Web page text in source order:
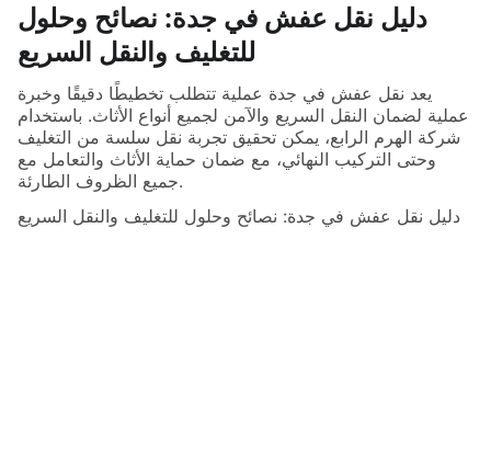
دليل نقل عفش في جدة: نصائح وحلول
للتغليف والنقل السريع
يعد نقل عفش في جدة عملية تتطلب تخطيطًا دقيقًا وخبرة
عملية لضمان النقل السريع والآمن لجميع أنواع الأثاث. باستخدام
شركة الهرم الرابع، يمكن تحقيق تجربة نقل سلسة من التغليف
وحتى التركيب النهائي، مع ضمان حماية الأثاث والتعامل مع
جميع الظروف الطارئة.
دليل نقل عفش في جدة: نصائح وحلول للتغليف والنقل السريع